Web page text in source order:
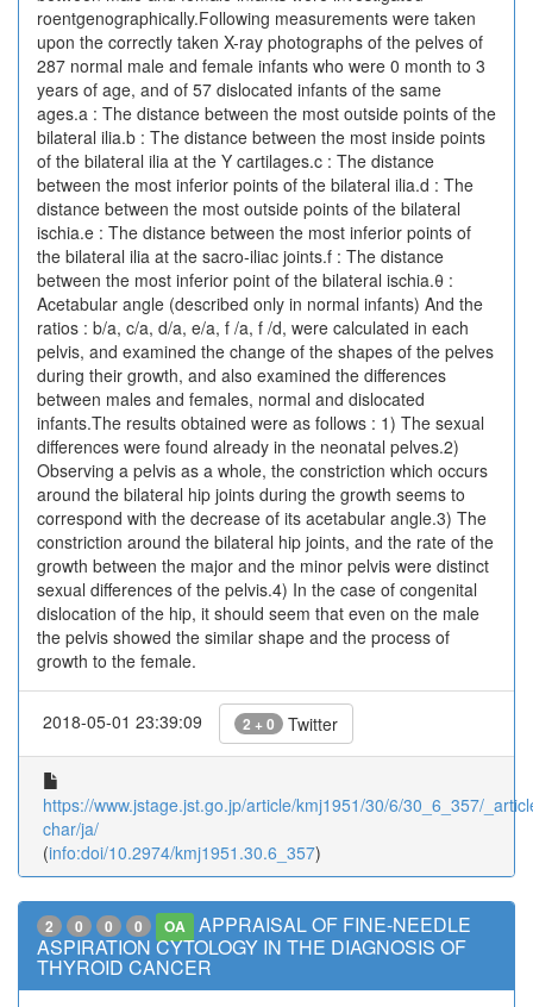
roentgenographically.Following measurements were taken
upon the correctly taken X-ray photographs of the pelves of
287 normal male and female infants who were 0 month to 3
years of age, and of 57 dislocated infants of the same
ages.a : The distance between the most outside points of the
bilateral ilia.b : The distance between the most inside points
of the bilateral ilia at the Y cartilages.c : The distance
between the most inferior points of the bilateral ilia.d : The
distance between the most outside points of the bilateral
ischia.e : The distance between the most inferior points of
the bilateral ilia at the sacro-iliac joints.f : The distance
between the most inferior point of the bilateral ischia.θ :
Acetabular angle (described only in normal infants) And the
ratios : b/a, c/a, d/a, e/a, f /a, f /d, were calculated in each
pelvis, and examined the change of the shapes of the pelves
during their growth, and also examined the differences
between males and females, normal and dislocated
infants.The results obtained were as follows : 1) The sexual
differences were found already in the neonatal pelves.2)
Observing a pelvis as a whole, the constriction which occurs
around the bilateral hip joints during the growth seems to
correspond with the decrease of its acetabular angle.3) The
constriction around the bilateral hip joints, and the rate of the
growth between the major and the minor pelvis were distinct
sexual differences of the pelvis.4) In the case of congenital
dislocation of the hip, it should seem that even on the male
the pelvis showed the similar shape and the process of
growth to the female.
2018-05-01 23:39:09 2 + 0 Twitter
https://www.jstage.jst.go.jp/article/kmj1951/30/6/30_6_357/
char/ja/
(info:doi/10.2974/kmj1951.30.6_357)
2 0 0 0 OA
APPRAISAL OF FINE-NEEDLE
ASPIRATION CYTOLOGY IN THE DIAGNOSIS OF
THYROID CANCER